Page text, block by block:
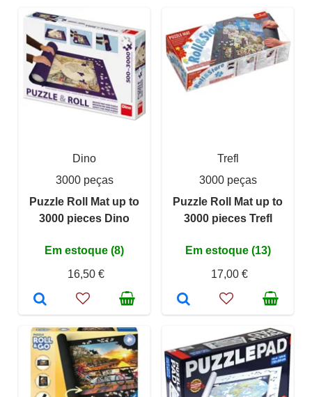
Dino
3000 peças
Puzzle Roll Mat up to
3000 pieces Dino
Em estoque (8)
16,50 €
Trefl
3000 peças
Puzzle Roll Mat up to
3000 pieces Trefl
Em estoque (13)
17,00 €